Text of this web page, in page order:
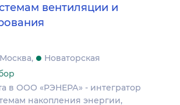
вентиляции и
Москва
Новаторская
в ООО «РЭНЕРА» - интегратор
накопления энергии,